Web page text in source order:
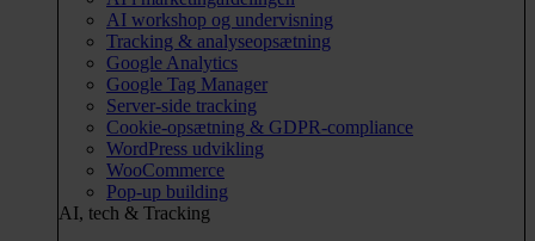
AI workshop og undervisning
Tracking & analyseopsætning
Google Analytics
Google Tag Manager
Server-side tracking
Cookie-opsætning & GDPR-compliance
WordPress udvikling
WooCommerce
Pop-up building
AI, tech & Tracking